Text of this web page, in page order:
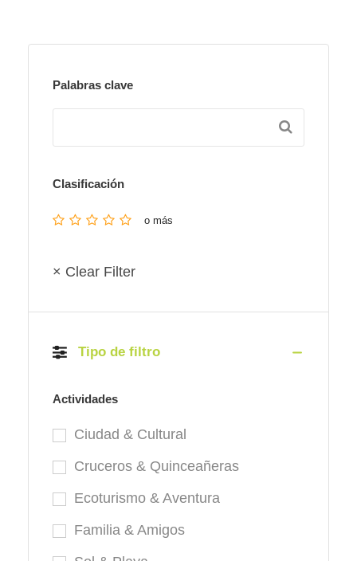
Palabras clave
Clasificación
o más
× Clear Filter
Tipo de filtro
Actividades
Ciudad & Cultural
Cruceros & Quinceañeras
Ecoturismo & Aventura
Familia & Amigos